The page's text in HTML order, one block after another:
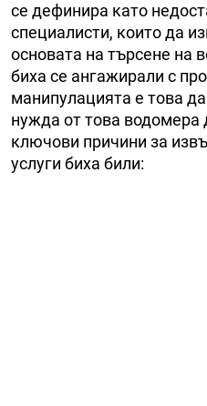
се дефинира като
специалисти, които да
основата на търсене на
биха се ангажирали с
манипулацията е това
нужда от това
ключови причини за
услуги биха били: